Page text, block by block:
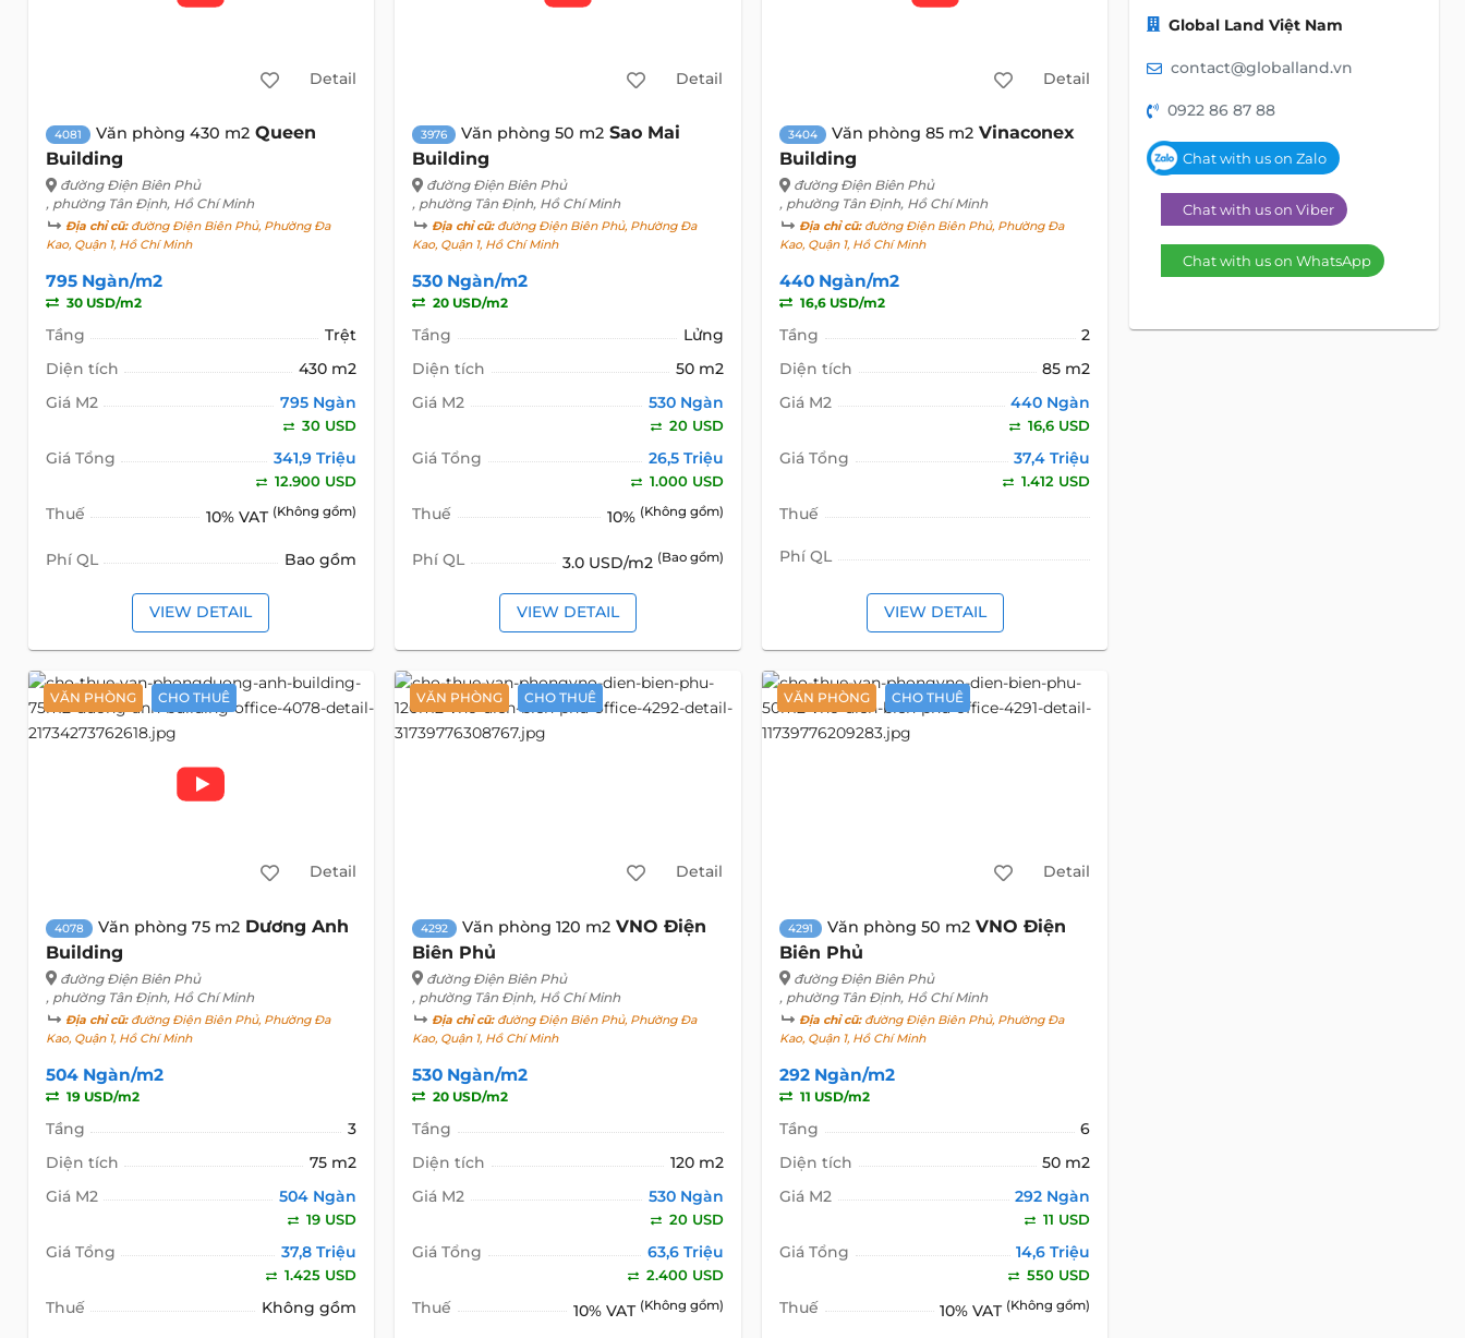
Detail
4081 Văn phòng 430 m2 Queen
Building
đường Điện Biên Phủ
, phường Tân Định, Hồ Chí Minh
Địa chỉ cũ:đường Điện Biên Phủ, Phường Đa
Kao, Quận 1, Hồ Chí Minh
795 Ngàn/m2
30 USD/m2
Tầng
Trệt
Diện tích
430 m2
Giá M2
795 Ngàn
30 USD
Giá Tổng 341,9 Triệu
12.900 USD
Thuế 10% VAT (Không gồm)
Phí QL Bao gồm
VIEW DETAIL
Detail
3976 Văn phòng 50 m2 Sao Mai
Building
đường Điện Biên Phủ
, phường Tân Định, Hồ Chí Minh
Địa chỉ cũ:đường Điện Biên Phủ, Phường Đa
Kao, Quận 1, Hồ Chí Minh
530 Ngàn/m2
20 USD/m2
Tầng
Lửng
Diện tích
50 m2
Giá M2
530 Ngàn
20 USD
Giá Tổng 26,5 Triệu
1.000 USD
Thuế 10% (Không gồm)
Phí QL 3.0 USD/m2 (Bao gồm)
VIEW DETAIL
Detail
3404 Văn phòng 85 m2 Vinaconex
Building
đường Điện Biên Phủ
, phường Tân Định, Hồ Chí Minh
Địa chỉ cũ:đường Điện Biên Phủ, Phường Đa
Kao, Quận 1, Hồ Chí Minh
440 Ngàn/m2
16,6 USD/m2
Tầng
2
Diện tích
85 m2
Giá M2
440 Ngàn
16,6 USD
Giá Tổng 37,4 Triệu
1.412 USD
Thuế
Phí QL
VIEW DETAIL
VĂN PHÒNG CHO THUÊ
Detail
4078 Văn phòng 75 m2 Dương Anh
Building
đường Điện Biên Phủ
, phường Tân Định, Hồ Chí Minh
Địa chỉ cũ:đường Điện Biên Phủ, Phường Đa
Kao, Quận 1, Hồ Chí Minh
504 Ngàn/m2
19 USD/m2
Tầng
3
Diện tích
75 m2
Giá M2
504 Ngàn
19 USD
Giá Tổng 37,8 Triệu
1.425 USD
Thuế Không gồm
VĂN PHÒNG CHO THUÊ
Detail
4292 Văn phòng 120 m2 VNO Điện
Biên Phủ
đường Điện Biên Phủ
, phường Tân Định, Hồ Chí Minh
Địa chỉ cũ:đường Điện Biên Phủ, Phường Đa
Kao, Quận 1, Hồ Chí Minh
530 Ngàn/m2
20 USD/m2
Tầng
Diện tích
120 m2
Giá M2
530 Ngàn
20 USD
Giá Tổng 63,6 Triệu
2.400 USD
Thuế 10% VAT (Không gồm)
VĂN PHÒNG CHO THUÊ
Detail
4291 Văn phòng 50 m2 VNO Điện
Biên Phủ
đường Điện Biên Phủ
, phường Tân Định, Hồ Chí Minh
Địa chỉ cũ:đường Điện Biên Phủ, Phường Đa
Kao, Quận 1, Hồ Chí Minh
292 Ngàn/m2
11 USD/m2
Tầng
6
Diện tích
50 m2
Giá M2
292 Ngàn
11 USD
Giá Tổng 14,6 Triệu
550 USD
Thuế 10% VAT (Không gồm)
Global Land Việt Nam
contact@globalland.vn
0922 86 87 88
Chat with us on Zalo
Chat with us on Viber
Chat with us on WhatsApp
GỬI YÊU CẦU